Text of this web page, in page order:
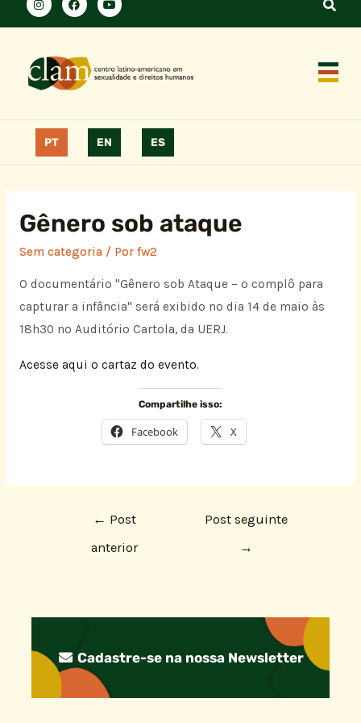
PT EN ES
Gênero sob ataque
Sem categoria/ Por fw2
O documentário "Gênero sob Ataque – o complô para
capturar a infância" será exibido no dia 14 de maio às
18h30 no Auditório Cartola, da UERJ.
Acesse aqui o cartaz do evento.
Compartilhe isso:
Facebook X
← Post
anterior
Post seguinte
→
Cadastre-se na nossa Newsletter